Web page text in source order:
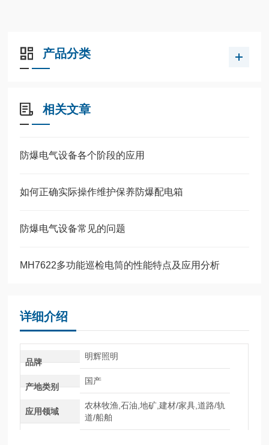
产品分类
相关文章
防爆电气设备各个阶段的应用
如何正确实际操作维护保养防爆配电箱
防爆电气设备常见的问题
MH7622多功能巡检电筒的性能特点及应用分析
详细介绍
品牌
明辉照明
产地类别
国产
应用领域
农林牧渔,石油,地矿,建材/家具,道路/轨
道/船舶